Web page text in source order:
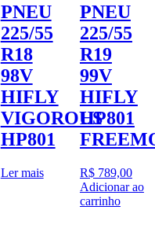
PNEU
225/55
R18
98V
HIFLY
VIGOROUS
HP801
Ler mais
PNEU
225/55
R19
99V
HIFLY
HP801
R$789,00
Adicionar ao
carrinho